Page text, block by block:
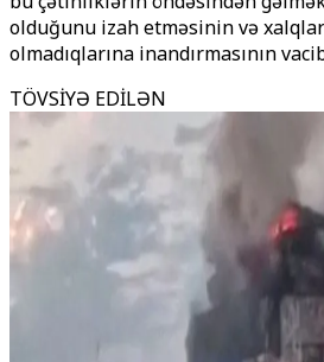
olduğunu izah etməsinin və
olmadıqlarına inandırmasının
TÖVSİYƏ EDİLƏN